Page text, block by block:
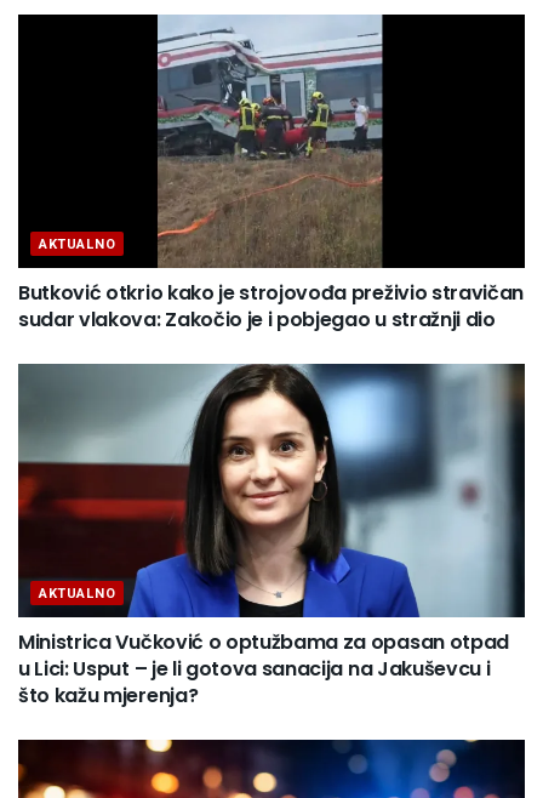
AKTUALNO
Butković otkrio kako je strojovođa preživio stravičan
sudar vlakova: Zakočio je i pobjegao u stražnji dio
AKTUALNO
Ministrica Vučković o optužbama za opasan otpad
u Lici: Usput – je li gotova sanacija na Jakuševcu i
što kažu mjerenja?